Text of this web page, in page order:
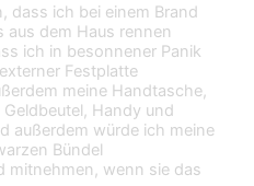
dass ich bei einem Brand
dem Haus rennen
ich in besonnener Panik
Festplatte
meine Handtasche,
Handy und
außerdem würde ich meine
Bündel
mitnehmen, wenn sie das